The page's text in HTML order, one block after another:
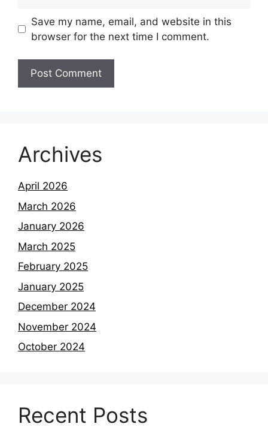
Save my name, email, and website in this
browser for the next time I comment.
Archives
April 2026
March 2026
January 2026
March 2025
February 2025
January 2025
December 2024
November 2024
October 2024
Recent Posts